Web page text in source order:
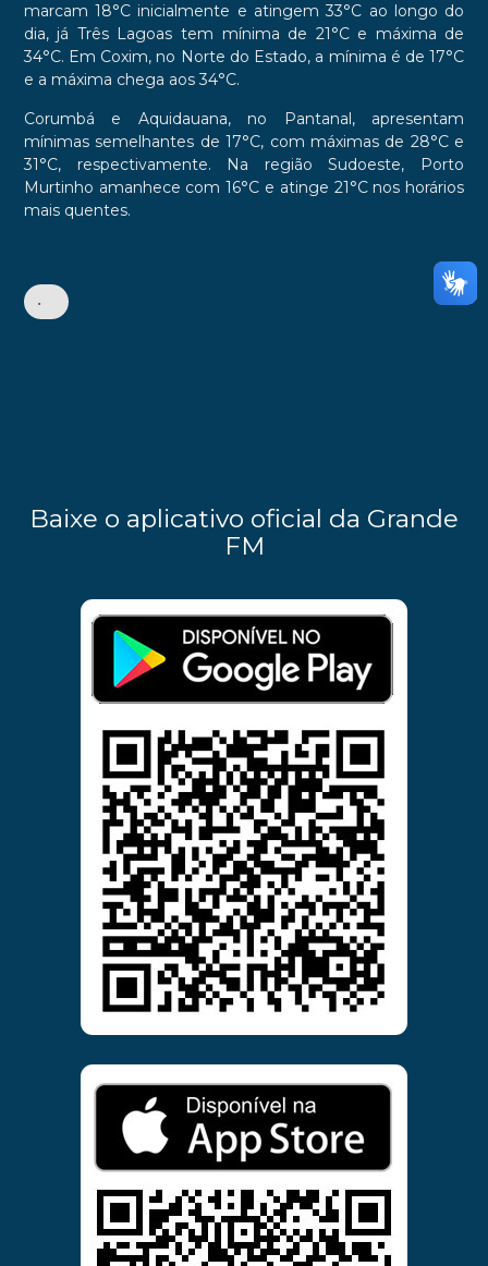
marcam 18°C inicialmente e atingem 33°C ao longo do
dia, já Três Lagoas tem mínima de 21°C e máxima de
34°C. Em Coxim, no Norte do Estado, a mínima é de 17°C
e a máxima chega aos 34°C.
Corumbá e Aquidauana, no Pantanal, apresentam
mínimas semelhantes de 17°C, com máximas de 28°C e
31°C, respectivamente. Na região Sudoeste, Porto
Murtinho amanhece com 16°C e atinge 21°C nos horários
mais quentes.
•
Baixe o aplicativo oficial da Grande
FM